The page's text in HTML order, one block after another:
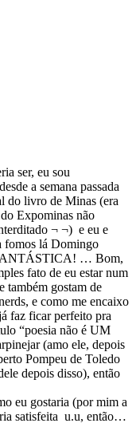
ser, eu sou
a semana passada
do livro de Minas (era
Expominas não
¬ ¬) e eu e
fomos lá Domingo
… Bom,
fato de eu estar num
também gostam de
e como me encaixo
faz ficar perfeito pra
“poesia não é UM
(amo ele, depois
Pompeu de Toledo
depois disso), então
eu gostaria (por mim a
satisfeita u.u, então…